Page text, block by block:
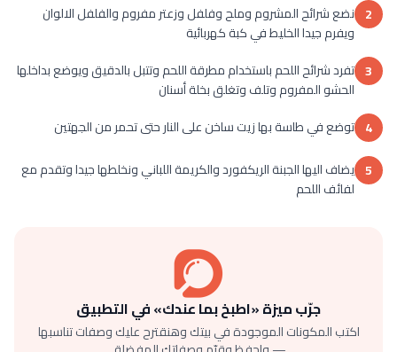
2 نضع شرائح المشروم وملح وفلفل وزعتر مفروم والفلفل الالوان
ويفرم جيدا الخليط في كبة كهربائية
3 تفرد شرائح اللحم باستخدام مطرقة اللحم وتتبل بالدقيق ويوضع بداخلها
الحشو المفروم وتلف وتغلق بخلة أسنان
4 توضع في طاسة بها زيت ساخن على النار حتى تحمر من الجهتين
5 يضاف اليها الجبنة الريكفورد والكريمة اللباني ونخلطها جيدا وتقدم مع
لفائف اللحم
جرّب ميزة «اطبخ بما عندك» في التطبيق
اكتب المكونات الموجودة في بيتك وهنقترح عليك وصفات تناسبها